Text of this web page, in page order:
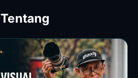
Tentang